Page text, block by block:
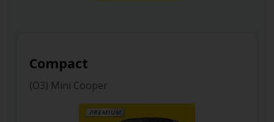
Economy
(S) Ford Fiesta